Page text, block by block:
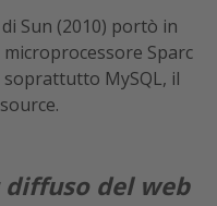
Sun (2010) portò in
Sparc
soprattutto MySQL, il
del web